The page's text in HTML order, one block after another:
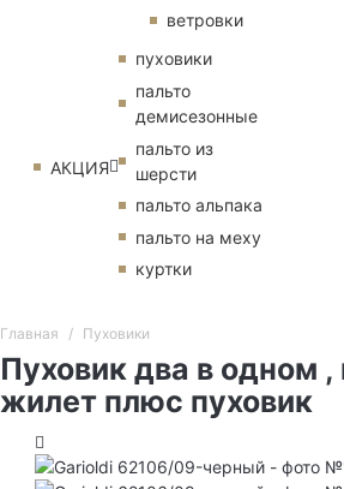
ветровки
АКЦИЯ
пуховики
пальто
демисезонные
пальто из
шерсти
пальто альпака
пальто на меху
куртки
Главная Пуховики
Пуховик два в одном ,
жилет плюс пуховик